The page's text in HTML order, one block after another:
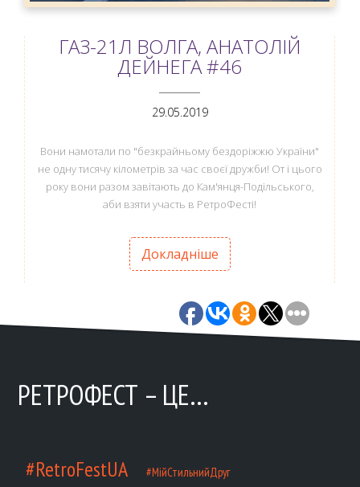
ГАЗ-21Л ВОЛГА, АНАТОЛІЙ
ДЕЙНЕГА #46
29.05.2019
Вони намотали по "безкрайньому бездоріжжю України"
не одну тисячу кілометрів за час своєї дружби! От і цього
року вони разом завітають до Кам'янця-Подільського,
аби взяти участь в РетроФесті!
Докладніше
РЕТРОФЕСТ – ЦЕ…
#RetroFestUA #МійСтильнийДруг